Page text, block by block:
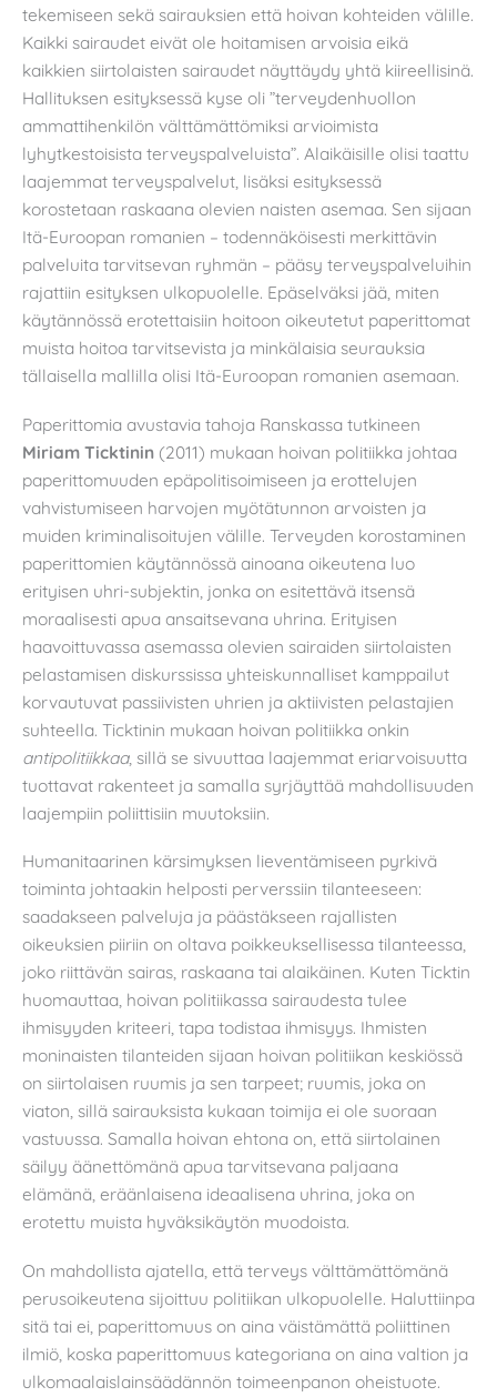
tekemiseen sekä sairauksien että hoivan kohteiden välille.
Kaikki sairaudet eivät ole hoitamisen arvoisia eikä
kaikkien siirtolaisten sairaudet näyttäydy yhtä kiireellisinä.
Hallituksen esityksessä kyse oli ”terveydenhuollon
ammattihenkilön välttämättömiksi arvioimista
lyhytkestoisista terveyspalveluista”. Alaikäisille olisi taattu
laajemmat terveyspalvelut, lisäksi esityksessä
korostetaan raskaana olevien naisten asemaa. Sen sijaan
Itä-Euroopan romanien – todennäköisesti merkittävin
palveluita tarvitsevan ryhmän – pääsy terveyspalveluihin
rajattiin esityksen ulkopuolelle. Epäselväksi jää, miten
käytännössä erotettaisiin hoitoon oikeutetut paperittomat
muista hoitoa tarvitsevista ja minkälaisia seurauksia
tällaisella mallilla olisi Itä-Euroopan romanien asemaan.
Paperittomia avustavia tahoja Ranskassa tutkineen
Miriam Ticktinin (2011) mukaan hoivan politiikka johtaa
paperittomuuden epäpolitisoimiseen ja erottelujen
vahvistumiseen harvojen myötätunnon arvoisten ja
muiden kriminalisoitujen välille. Terveyden korostaminen
paperittomien käytännössä ainoana oikeutena luo
erityisen uhri-subjektin, jonka on esitettävä itsensä
moraalisesti apua ansaitsevana uhrina. Erityisen
haavoittuvassa asemassa olevien sairaiden siirtolaisten
pelastamisen diskurssissa yhteiskunnalliset kamppailut
korvautuvat passiivisten uhrien ja aktiivisten pelastajien
suhteella. Ticktinin mukaan hoivan politiikka onkin
antipolitiikkaa, sillä se sivuuttaa laajemmat eriarvoisuutta
tuottavat rakenteet ja samalla syrjäyttää mahdollisuuden
laajempiin poliittisiin muutoksiin.
Humanitaarinen kärsimyksen lieventämiseen pyrkivä
toiminta johtaakin helposti perverssiin tilanteeseen:
saadakseen palveluja ja päästäkseen rajallisten
oikeuksien piiriin on oltava poikkeuksellisessa tilanteessa,
joko riittävän sairas, raskaana tai alaikäinen. Kuten Ticktin
huomauttaa, hoivan politiikassa sairaudesta tulee
ihmisyyden kriteeri, tapa todistaa ihmisyys. Ihmisten
moninaisten tilanteiden sijaan hoivan politiikan keskiössä
on siirtolaisen ruumis ja sen tarpeet; ruumis, joka on
viaton, sillä sairauksista kukaan toimija ei ole suoraan
vastuussa. Samalla hoivan ehtona on, että siirtolainen
säilyy äänettömänä apua tarvitsevana paljaana
elämänä, eräänlaisena ideaalisena uhrina, joka on
erotettu muista hyväksikäytön muodoista.
On mahdollista ajatella, että terveys välttämättömänä
perusoikeutena sijoittuu politiikan ulkopuolelle. Haluttiinpa
sitä tai ei, paperittomuus on aina väistämättä poliittinen
ilmiö, koska paperittomuus kategoriana on aina valtion ja
ulkomaalaislainsäädännön toimeenpanon oheistuote.